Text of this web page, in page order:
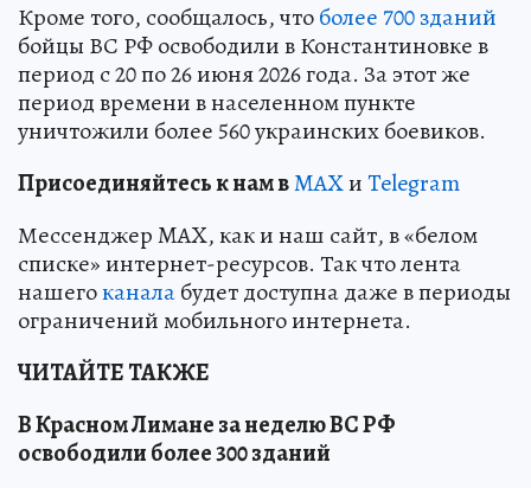
Кроме того, сообщалось, чтоболее 700 зданий
бойцы ВС РФ освободили в Константиновке в
период с 20 по 26 июня 2026 года. За этот же
период времени в населенном пункте
уничтожили более 560 украинских боевиков.
Присоединяйтесь к нам вMAXиTelegram
Мессенджер MAX, как и наш сайт, в «белом
списке» интернет-ресурсов. Так что лента
нашегоканалабудет доступна даже в периоды
ограничений мобильного интернета.
ЧИТАЙТЕ ТАКЖЕ
В Красном Лимане за неделю ВС РФ
освободили более 300 зданий